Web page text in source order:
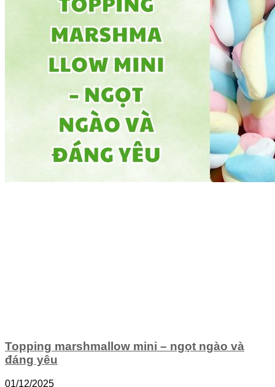
Topping marshmallow mini – ngọt ngào và
đáng yêu
01/12/2025